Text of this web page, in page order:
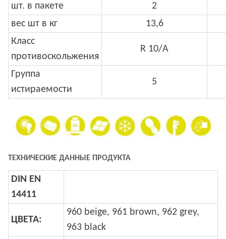
шт. в пакете
2
вес шт в кг
13,6
Класс
противоскольжения
R 10/А
Группа
истираемости
5
ТЕХНИЧЕСКИЕ ДАННЫЕ ПРОДУКТА
DIN EN
14411
ЦВЕТА:
960 beige, 961 brown, 962 grey,
963 black